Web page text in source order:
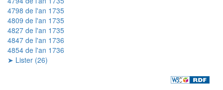
4798 de l'an 1735
4809 de l'an 1735
4827 de l'an 1735
4847 de l'an 1736
4854 de l'an 1736
➤ Lister (26)